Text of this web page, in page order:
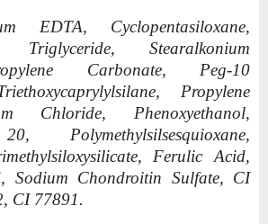
EDTA, Cyclopentasiloxane,
Triglyceride, Stearalkonium
Carbonate, Peg-10
Propylene
Chloride, Phenoxyethanol,
Polymethylsilsesquioxane,
Ferulic Acid,
Sodium Chondroitin Sulfate, CI
CI 77891.